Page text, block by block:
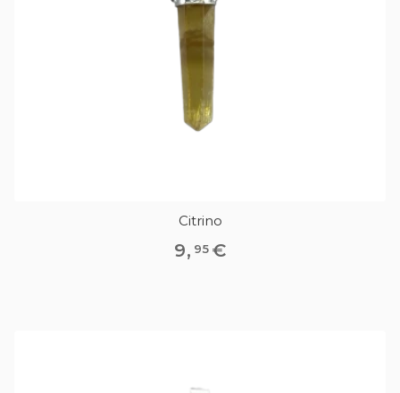
Citrino
9, 95 €